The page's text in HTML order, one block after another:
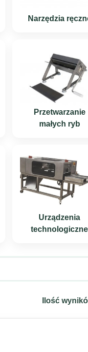
Narzędzia
Przetwarzanie
małych ryb
Urządzenia
technologiczne
Ilość